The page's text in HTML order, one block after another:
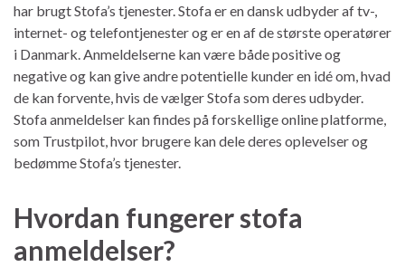
har brugt Stofa’s tjenester. Stofa er en dansk udbyder af tv-,
internet- og telefontjenester og er en af de største operatører
i Danmark. Anmeldelserne kan være både positive og
negative og kan give andre potentielle kunder en idé om, hvad
de kan forvente, hvis de vælger Stofa som deres udbyder.
Stofa anmeldelser kan findes på forskellige online platforme,
som Trustpilot, hvor brugere kan dele deres oplevelser og
bedømme Stofa’s tjenester.
Hvordan fungerer stofa
anmeldelser?